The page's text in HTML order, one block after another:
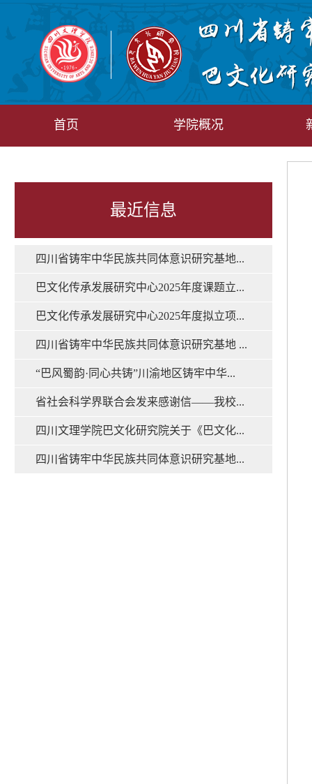
首页 学院概况
最近信息
四川省铸牢中华民族共同体意识研究基地...
巴文化传承发展研究中心2025年度课题立...
巴文化传承发展研究中心2025年度拟立项...
四川省铸牢中华民族共同体意识研究基地 ...
“巴风蜀韵·同心共铸”川渝地区铸牢中华...
省社会科学界联合会发来感谢信——我校...
四川文理学院巴文化研究院关于《巴文化...
四川省铸牢中华民族共同体意识研究基地...